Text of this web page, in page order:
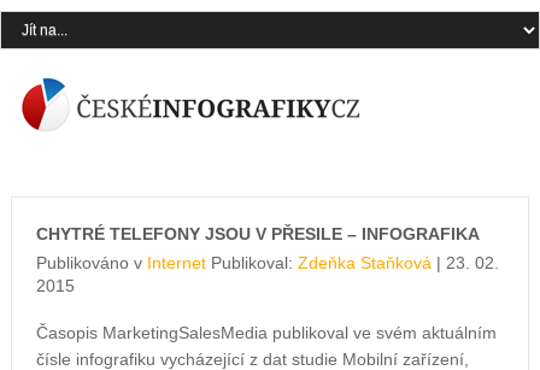
CHYTRÉ TELEFONY JSOU V PŘESILE – INFOGRAFIKA
Publikováno v InternetPublikoval: Zdeňka Staňková | 23. 02.
2015
Časopis MarketingSalesMedia publikoval ve svém aktuálním
čísle infografiku vycházející z dat studie Mobilní zařízení,